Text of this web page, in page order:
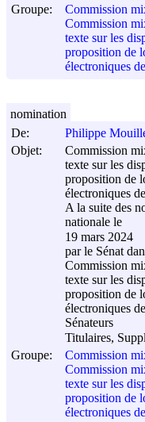
Groupe:
Commission
Commission
texte sur les
proposition de
électroniques
De:
Philippe
Objet:
Commission
texte sur les
proposition de
électroniques
A la suite des
nationale le
19 mars 2024
par le Sénat
Commission
texte sur les
proposition de
électroniques
Sénateurs
Titulaires,
Groupe:
Commission
Commission
texte sur les
proposition de
électroniques
nomination